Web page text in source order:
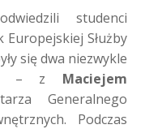
studenci
Europejskiej Służby
się dwa niezwykle
– z Maciejem
Generalnego
Podczas